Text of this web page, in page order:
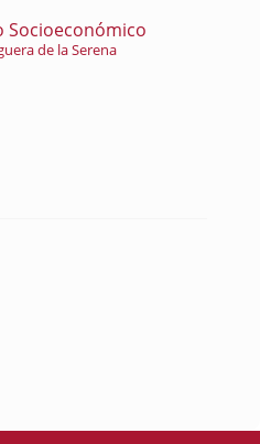
Socioeconómico
de la Serena